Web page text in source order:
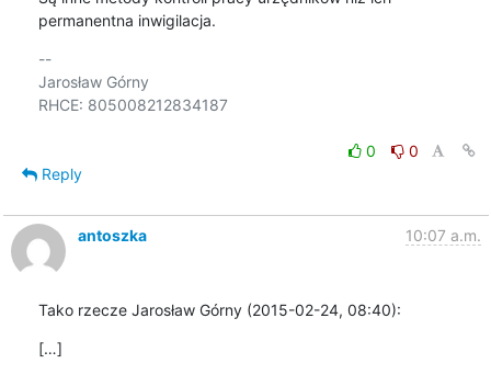
permanentna inwigilacja.
--
Jarosław Górny
RHCE: 805008212834187
0
0
Reply
antoszka 10:07 a.m.
Tako rzecze Jarosław Górny (2015-02-24, 08:40):
[…]